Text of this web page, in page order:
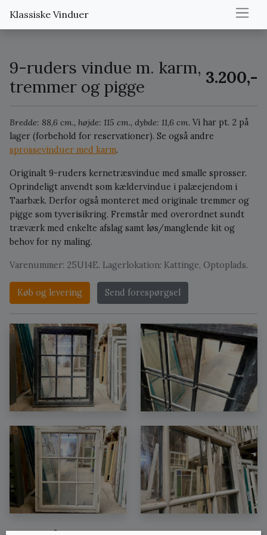
Klassiske Vinduer
9-ruders vindue m. karm,
tremmer og pigge
3.200,-
Bredde: 88,6 cm., højde: 115 cm., dybde: 11,6 cm. Vi har pt. 2 på
lager (forbehold for reservationer). Se også andre
sprossevinduer med karm.
Originalt 9-ruders kernetræsvindue med smalle sprosser.
Oprindeligt anvendt som kældervindue i palæejendom i
Taarbæk. Derfor også monteret med originale tremmer og
pigge som tyverisikring. Fremstår med overordnet sundt
træværk med enkelte afslag samt løs/manglende kit og
behov for ny maling.
Varenummer: 25U14E. Lagerlokation: Kattinge, Optoplads.
Køb og levering Send forespørgsel